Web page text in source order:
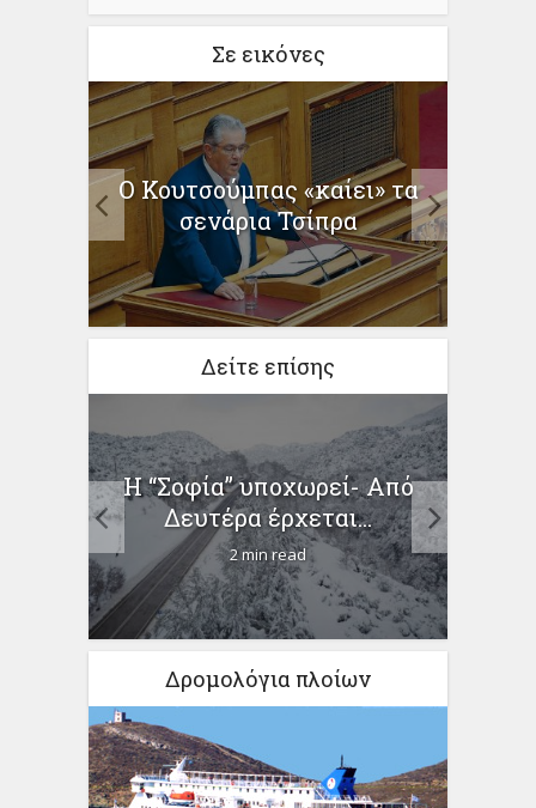
Σε εικόνες
Ο Κουτσούμπας «καίει» τα
σενάρια Τσίπρα
Δείτε επίσης
Η “Σοφία” υποχωρεί- Από
Δευτέρα έρχεται...
2 min read
Δρομολόγια πλοίων